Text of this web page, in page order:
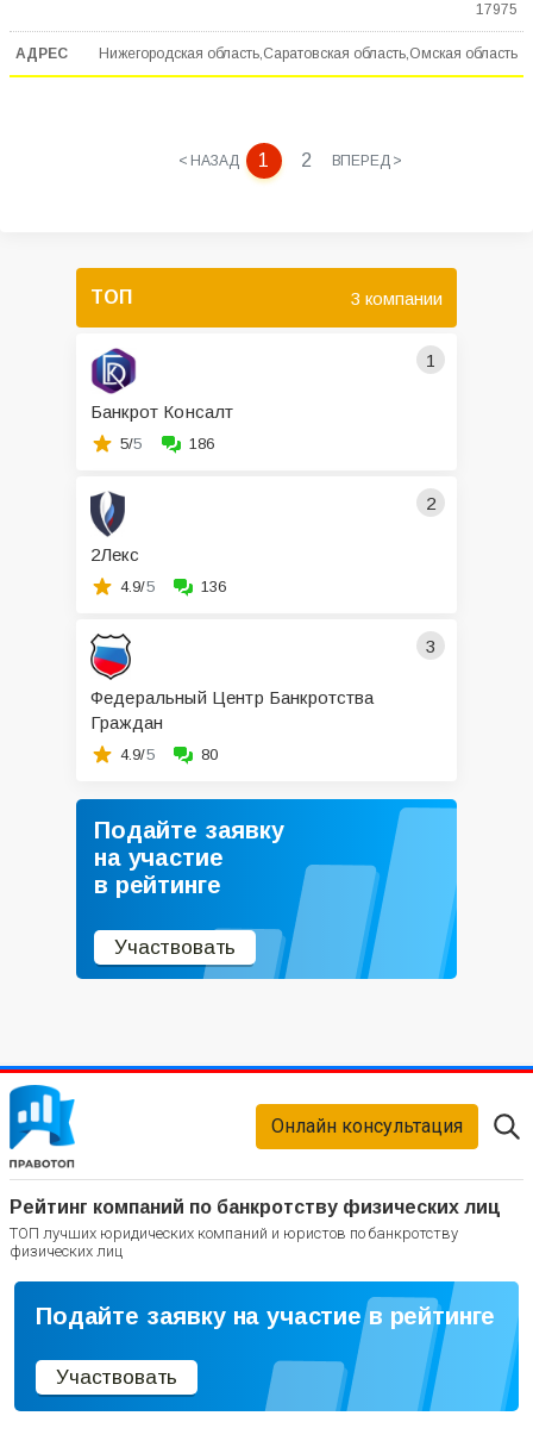
17975
Нижегородская область,Саратовская область,Омская область
< НАЗАД 1 2 ВПЕРЕД >
ТОП 3 компании
1
Банкрот Консалт
5/5 186
2
2Лекс
4.9/5 136
3
Федеральный Центр Банкротства
Граждан
4.9/5 80
Подайте заявку
на участие
в рейтинге
Участвовать
Рейтинг компаний по банкротству физических лиц
ТОП лучших юридических компаний и юристов по банкротству
физических лиц
Онлайн консультация
Подайте заявку на участие в рейтинге
Участвовать